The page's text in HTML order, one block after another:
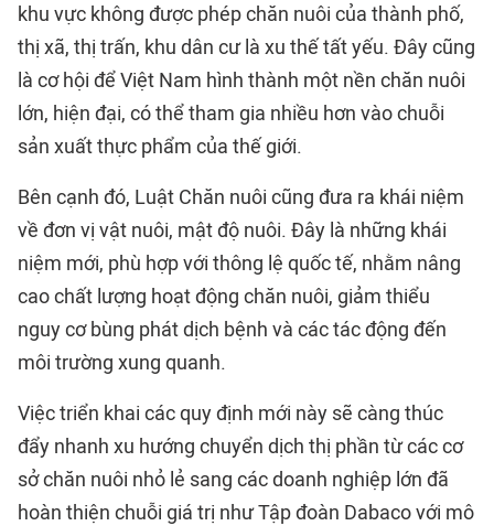
khu vực không được phép chăn nuôi của thành phố,
thị xã, thị trấn, khu dân cư là xu thế tất yếu. Đây cũng
là cơ hội để Việt Nam hình thành một nền chăn nuôi
lớn, hiện đại, có thể tham gia nhiều hơn vào chuỗi
sản xuất thực phẩm của thế giới.
Bên cạnh đó, Luật Chăn nuôi cũng đưa ra khái niệm
về đơn vị vật nuôi, mật độ nuôi. Đây là những khái
niệm mới, phù hợp với thông lệ quốc tế, nhằm nâng
cao chất lượng hoạt động chăn nuôi, giảm thiểu
nguy cơ bùng phát dịch bệnh và các tác động đến
môi trường xung quanh.
Việc triển khai các quy định mới này sẽ càng thúc
đẩy nhanh xu hướng chuyển dịch thị phần từ các cơ
sở chăn nuôi nhỏ lẻ sang các doanh nghiệp lớn đã
hoàn thiện chuỗi giá trị như Tập đoàn Dabaco với mô